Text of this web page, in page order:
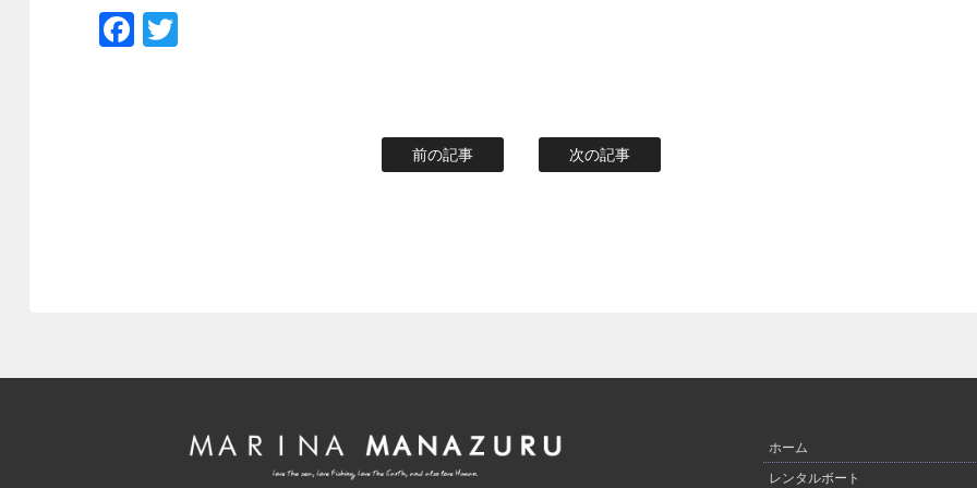
Facebook
Twitter
前の記事 次の記事
ホーム
レンタルボート